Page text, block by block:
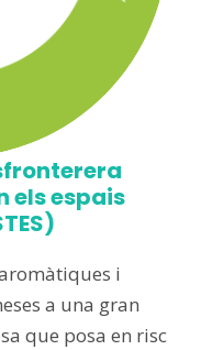
els espais
i
a una gran
que posa en risc